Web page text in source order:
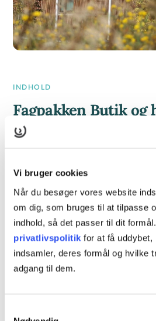
Vi bruger cookies
Når du besøger vores website
om dig, som bruges til at tilpasse
indhold, så det passer til dit
privatlivspolitik for at få
indsamler, deres formål og hvilke
adgang til dem.
INDHOLD
Fagpakken Butik og
flersprogede
45572 Dansk som andetsprog F/I
75 dage fra januar 2026-
218 kr.*
40533 Introduktion til et
27 dage fra januar 2026-december
48596 Ergonomi inden for